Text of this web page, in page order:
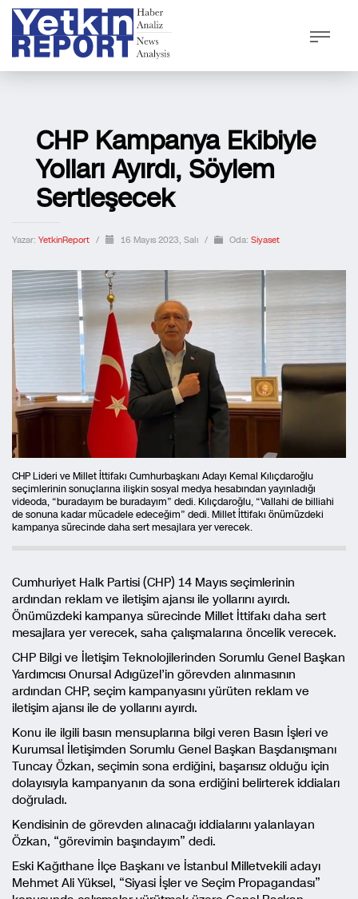
CHP Kampanya Ekibiyle
Yolları Ayırdı, Söylem
Sertleşecek
Yazar: YetkinReport / 16 Mayıs 2023, Salı / Oda: Siyaset
CHP Lideri ve Millet İttifakı Cumhurbaşkanı Adayı Kemal Kılıçdaroğlu
seçimlerinin sonuçlarına ilişkin sosyal medya hesabından yayınladığı
videoda, “buradayım be buradayım” dedi. Kılıçdaroğlu, “Vallahi de billiahi
de sonuna kadar mücadele edeceğim” dedi. Millet İttifakı önümüzdeki
kampanya sürecinde daha sert mesajlara yer verecek.
Cumhuriyet Halk Partisi (CHP) 14 Mayıs seçimlerinin
ardından reklam ve iletişim ajansı ile yollarını ayırdı.
Önümüzdeki kampanya sürecinde Millet İttifakı daha sert
mesajlara yer verecek, saha çalışmalarına öncelik verecek.
CHP Bilgi ve İletişim Teknolojilerinden Sorumlu Genel Başkan
Yardımcısı Onursal Adıgüzel’in görevden alınmasının
ardından CHP, seçim kampanyasını yürüten reklam ve
iletişim ajansı ile de yollarını ayırdı.
Konu ile ilgili basın mensuplarına bilgi veren Basın İşleri ve
Kurumsal İletişimden Sorumlu Genel Başkan Başdanışmanı
Tuncay Özkan, seçimin sona erdiğini, başarısız olduğu için
dolayısıyla kampanyanın da sona erdiğini belirterek iddiaları
doğruladı.
Kendisinin de görevden alınacağı iddialarını yalanlayan
Özkan, “görevimin başındayım” dedi.
Eski Kağıthane İlçe Başkanı ve İstanbul Milletvekili adayı
Mehmet Ali Yüksel, “Siyasi İşler ve Seçim Propagandası”